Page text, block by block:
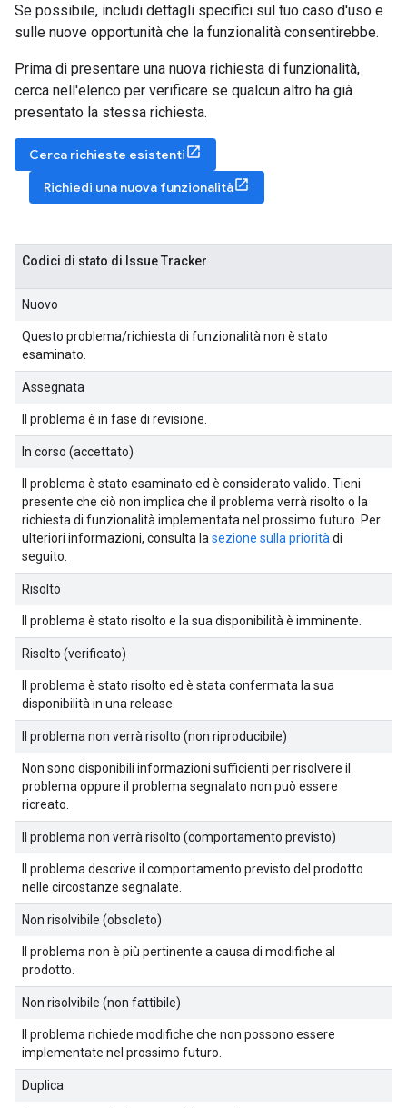
Se possibile, includi dettagli specifici sul tuo caso d'uso e
sulle nuove opportunità che la funzionalità consentirebbe.
Prima di presentare una nuova richiesta di funzionalità,
cerca nell'elenco per verificare se qualcun altro ha già
presentato la stessa richiesta.
Cerca richieste esistenti
Richiedi una nuova funzionalità
Codici di stato di Issue Tracker
Nuovo
Questo problema/richiesta di funzionalità non è stato
esaminato.
Assegnata
Il problema è in fase di revisione.
In corso (accettato)
Il problema è stato esaminato ed è considerato valido. Tieni
presente che ciò non implica che il problema verrà risolto o la
richiesta di funzionalità implementata nel prossimo futuro. Per
ulteriori informazioni, consulta la sezione sulla priorità di
seguito.
Risolto
Il problema è stato risolto e la sua disponibilità è imminente.
Risolto (verificato)
Il problema è stato risolto ed è stata confermata la sua
disponibilità in una release.
Il problema non verrà risolto (non riproducibile)
Non sono disponibili informazioni sufficienti per risolvere il
problema oppure il problema segnalato non può essere
ricreato.
Il problema non verrà risolto (comportamento previsto)
Il problema descrive il comportamento previsto del prodotto
nelle circostanze segnalate.
Non risolvibile (obsoleto)
Il problema non è più pertinente a causa di modifiche al
prodotto.
Non risolvibile (non fattibile)
Il problema richiede modifiche che non possono essere
implementate nel prossimo futuro.
Duplica